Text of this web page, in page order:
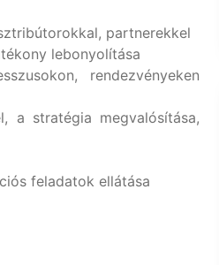
partnerekkel
lebonyolítása
rendezvényeken
a stratégia megvalósítása,
feladatok ellátása